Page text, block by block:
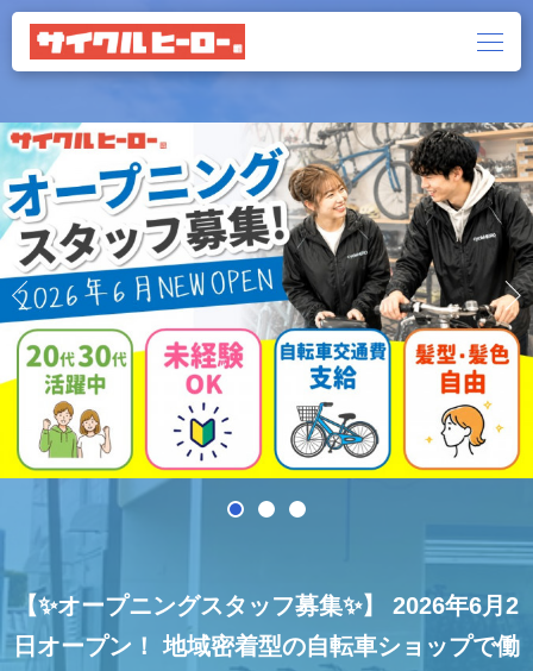
【✨オープニングスタッフ募集✨】
2026年6月2
日オープン！ 地域密着型の自転車ショップで働